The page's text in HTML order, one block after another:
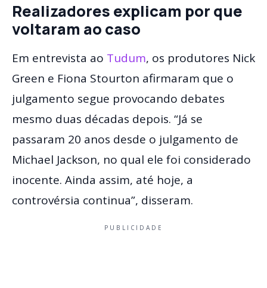
Realizadores explicam por que
voltaram ao caso
Em entrevista ao Tudum, os produtores Nick
Green e Fiona Stourton afirmaram que o
julgamento segue provocando debates
mesmo duas décadas depois. “Já se
passaram 20 anos desde o julgamento de
Michael Jackson, no qual ele foi considerado
inocente. Ainda assim, até hoje, a
controvérsia continua”, disseram.
PUBLICIDADE